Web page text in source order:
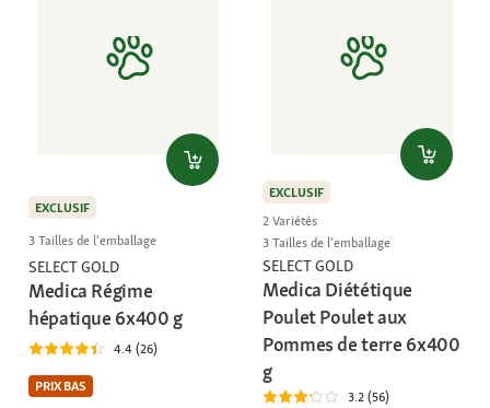
EXCLUSIF
3 Tailles de l'emballage
SELECT GOLD
Medica Régime
hépatique 6x400 g
4.4 (26)
PRIX BAS
EXCLUSIF
2 Variétés
3 Tailles de l'emballage
SELECT GOLD
Medica Diététique
Poulet Poulet aux
Pommes de terre 6x400
g
3.2 (56)